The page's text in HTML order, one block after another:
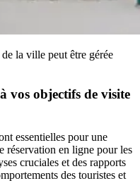
la ville peut être gérée
vos objectifs de visite
essentielles pour une
réservation en ligne pour les
cruciales et des rapports
des touristes et